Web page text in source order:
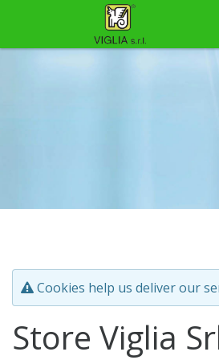
Cookies help us deliver our
Store Viglia